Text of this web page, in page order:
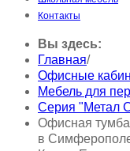
Контакты
Вы здесь:
Главная/
Офисные
Мебель для
Серия "Метал
Офисная
в